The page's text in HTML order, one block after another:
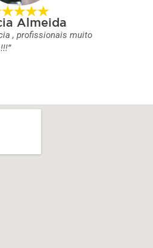
Almeida
, profissionais muito